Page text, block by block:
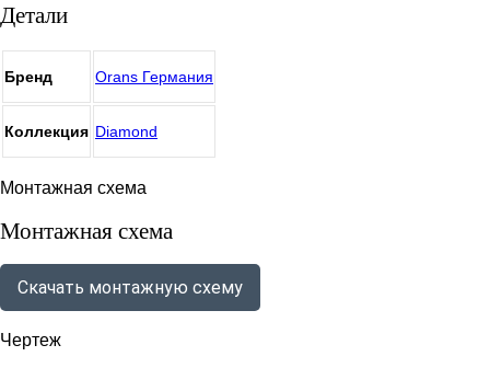
Детали
Бренд Orans Германия
Коллекция Diamond
Монтажная схема
Монтажная схема
Скачать монтажную схему
Чертеж